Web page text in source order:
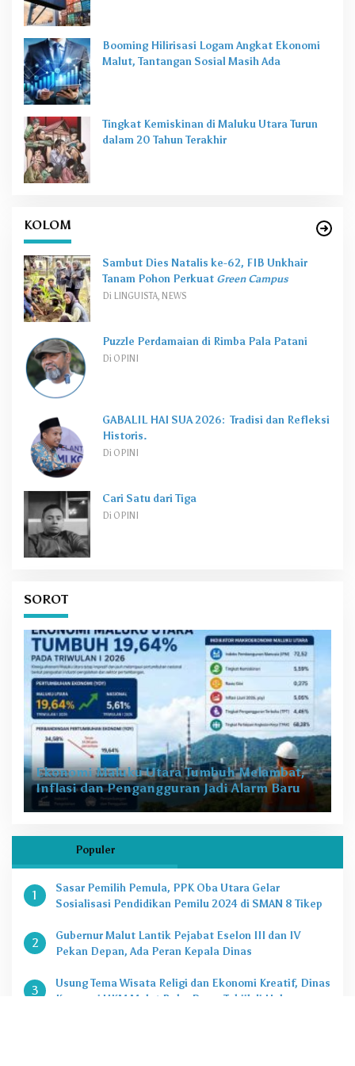
Booming Hilirisasi Logam Angkat Ekonomi
Malut, Tantangan Sosial Masih Ada
Tingkat Kemiskinan di Maluku Utara Turun
dalam 20 Tahun Terakhir
KOLOM
Sambut Dies Natalis ke-62, FIB Unkhair
Tanam Pohon Perkuat Green Campus
Di LINGUISTA, NEWS
Puzzle Perdamaian di Rimba Pala Patani
Di OPINI
GABALIL HAI SUA 2026: Tradisi dan Refleksi
Historis.
Di OPINI
Cari Satu dari Tiga
Di OPINI
SOROT
Ekonomi Maluku Utara Tumbuh Melambat,
Inflasi dan Pengangguran Jadi Alarm Baru
Populer
1
Sasar Pemilih Pemula, PPK Oba Utara Gelar
Sosialisasi Pendidikan Pemilu 2024 di SMAN 8 Tikep
2
Gubernur Malut Lantik Pejabat Eselon III dan IV
Pekan Depan, Ada Peran Kepala Dinas
3
Usung Tema Wisata Religi dan Ekonomi Kreatif, Dinas
Koperasi UKM Malut Buka Pasar Takjil di Halaman